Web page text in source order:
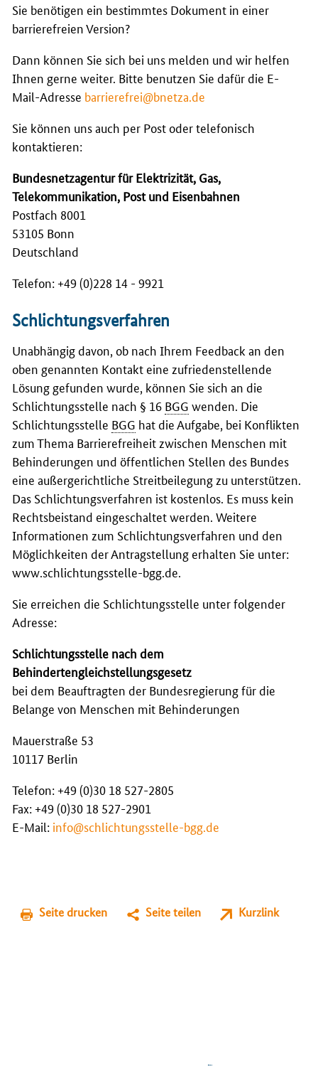
Sie benötigen ein bestimmtes Dokument in einer
barrierefreien Version?
Dann können Sie sich bei uns melden und wir helfen
Ihnen gerne weiter. Bitte benutzen Sie dafür die E-
Mail-Adresse barrierefrei@bnetza.de
Sie können uns auch per Post oder telefonisch
kontaktieren:
Bundesnetzagentur für Elektrizität, Gas,
Telekommunikation, Post und Eisenbahnen
Postfach 8001
53105 Bonn
Deutschland
Telefon: +49 (0)228 14 - 9921
Schlichtungsverfahren
Unabhängig davon, ob nach Ihrem Feedback an den
oben genannten Kontakt eine zufriedenstellende
Lösung gefunden wurde, können Sie sich an die
Schlichtungsstelle nach § 16 BGG wenden. Die
Schlichtungsstelle BGG hat die Aufgabe, bei Konflikten
zum Thema Barrierefreiheit zwischen Menschen mit
Behinderungen und öffentlichen Stellen des Bundes
eine außergerichtliche Streitbeilegung zu unterstützen.
Das Schlichtungsverfahren ist kostenlos. Es muss kein
Rechtsbeistand eingeschaltet werden. Weitere
Informationen zum Schlichtungsverfahren und den
Möglichkeiten der Antragstellung erhalten Sie unter:
www.schlichtungsstelle-bgg.de.
Sie erreichen die Schlichtungsstelle unter folgender
Adresse:
Schlichtungsstelle nach dem
Behindertengleichstellungsgesetz
bei dem Beauftragten der Bundesregierung für die
Belange von Menschen mit Behinderungen
Mauerstraße 53
10117 Berlin
Telefon: +49 (0)30 18 527-2805
Fax: +49 (0)30 18 527-2901
E-Mail: info@schlichtungsstelle-bgg.de
Seite drucken Seite teilen Kurzlink